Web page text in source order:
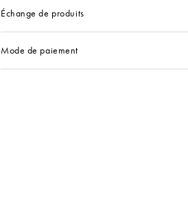
Échange de produits
Mode de paiement